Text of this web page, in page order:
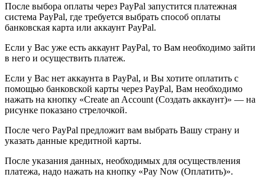
После выбора оплаты через PayPal запустится платежная
система PayPal, где требуется выбрать способ оплаты
банковская карта или аккаунт PayPal.
Если у Вас уже есть аккаунт PayPal, то Вам необходимо зайти
в него и осуществить платеж.
Если у Вас нет аккаунта в PayPal, и Вы хотите оплатить с
помощью банковской карты через PayPal, Вам необходимо
нажать на кнопку «Create an Account (Создать аккаунт)» — на
рисунке показано стрелочкой.
После чего PayPal предложит вам выбрать Вашу страну и
указать данные кредитной карты.
После указания данных, необходимых для осуществления
платежа, надо нажать на кнопку «Pay Now (Оплатить)».